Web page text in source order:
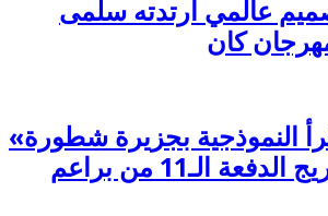
عالمي ارتدته سلمى
كان
النموذجية بجزيرة شطورة»
تحتفل بتخريج الدفعة الـ11 من براعم